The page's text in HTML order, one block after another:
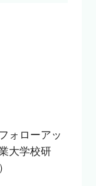
ォローアッ
大学校研